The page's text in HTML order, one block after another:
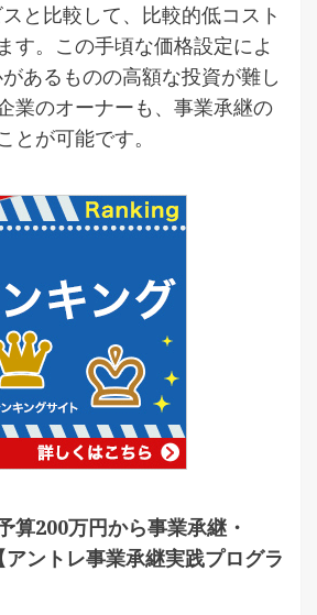
と比較して、比較的低コスト
す。この手頃な価格設定によ
あるものの高額な投資が難し
業のオーナーも、事業承継の
とが可能です。
算200万円から事業承継・
ントレ事業承継実践プログラ